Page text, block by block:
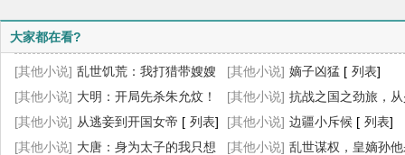
大家都在看?
[其他小说] 乱世饥荒：我打猎带嫂嫂
吃香喝辣[ 列表
[其他小说] 嫡子凶猛 [ 列表]
[其他小说] 大明：开局先杀朱允炆！
[ 列表
[其他小说] 抗战之国之劲旅，
师长起[ 列表]
[其他小说] 从逃妾到开国女帝 [ 列表] [其他小说] 边疆小斥候 [ 列表]
[其他小说] 大唐：身为太子的我只想
[其他小说] 乱世谋权，皇嫡孙